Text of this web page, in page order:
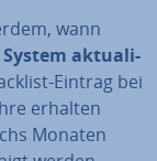
wann
System ak­tua­li­
Eintrag bei
erhalten
Monaten